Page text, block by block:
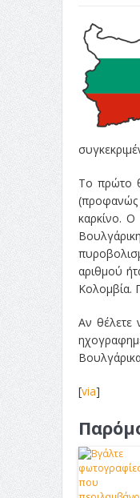
Το πρώτο
(προφανώς
καρκίνο.
αριθμού
Κολομβία.
Αν θέλετε
[via]